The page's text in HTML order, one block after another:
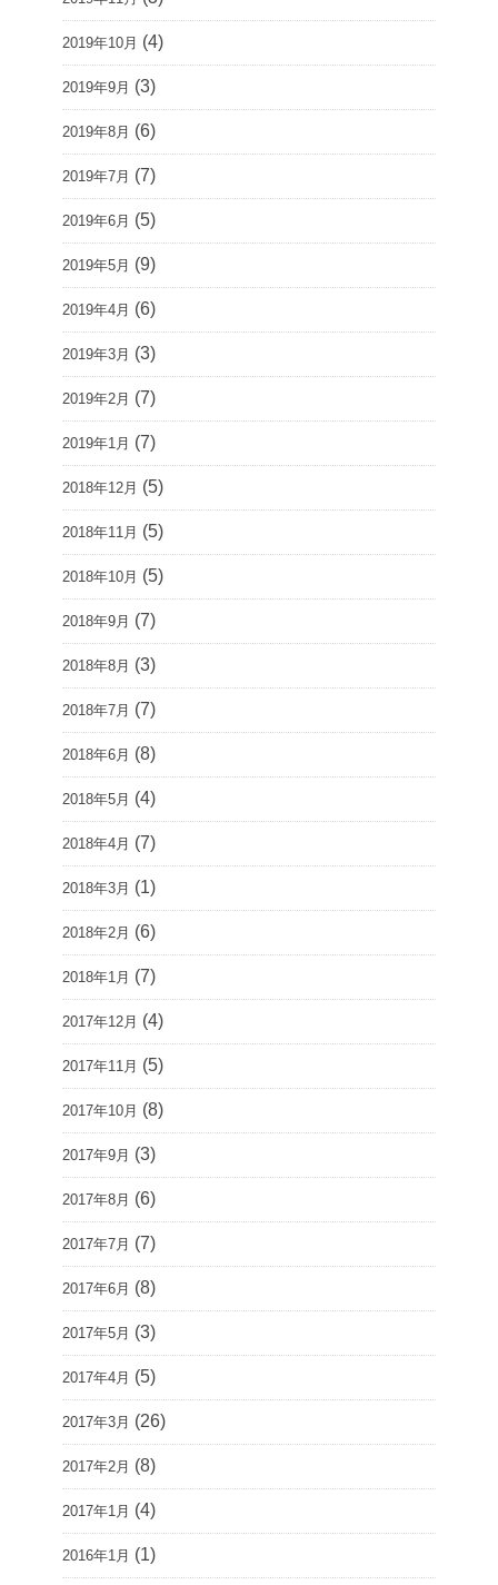
2019年10月 (4)
2019年9月 (3)
2019年8月 (6)
2019年7月 (7)
2019年6月 (5)
2019年5月 (9)
2019年4月 (6)
2019年3月 (3)
2019年2月 (7)
2019年1月 (7)
2018年12月 (5)
2018年11月 (5)
2018年10月 (5)
2018年9月 (7)
2018年8月 (3)
2018年7月 (7)
2018年6月 (8)
2018年5月 (4)
2018年4月 (7)
2018年3月 (1)
2018年2月 (6)
2018年1月 (7)
2017年12月 (4)
2017年11月 (5)
2017年10月 (8)
2017年9月 (3)
2017年8月 (6)
2017年7月 (7)
2017年6月 (8)
2017年5月 (3)
2017年4月 (5)
2017年3月 (26)
2017年2月 (8)
2017年1月 (4)
2016年1月 (1)